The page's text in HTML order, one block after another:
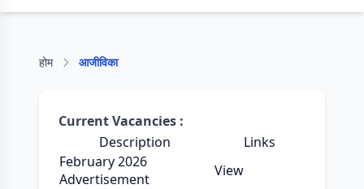
होम आजीविका
CurrentVacancies :
Description
Links
February 2026
Advertisement
View